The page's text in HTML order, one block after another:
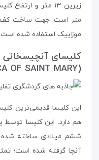
متر است. جهت ساخت کف
موزاییک استفاده شده است.
کلیسای
(ANCHISKHATI BASILICA OF SAINT MARY)
این کلیسا قدیمی‌ترین
ششم میلادی ساخته شده
آنچا گرفته شده است؛